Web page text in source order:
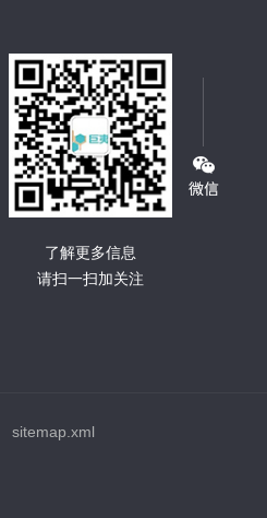
了解更多信息
请扫一扫加关注
sitemap.xml